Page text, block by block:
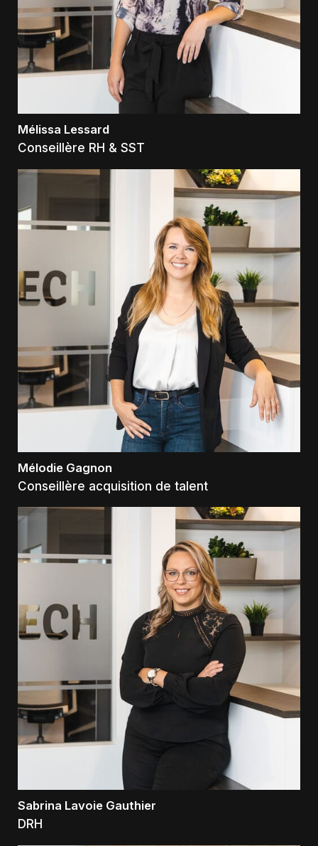
Mélissa Lessard
Conseillère RH & SST
Mélodie Gagnon
Conseillère acquisition de talent
Sabrina Lavoie Gauthier
DRH